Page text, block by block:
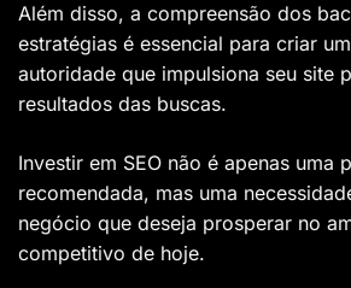
Além disso, a compreensão dos
estratégias é essencial para criar
autoridade que impulsiona seu site
resultados das buscas.
Investir em SEO não é apenas uma
recomendada, mas uma
negócio que deseja prosperar no
competitivo de hoje.